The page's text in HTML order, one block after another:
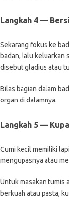
Langkah 4 —
Sekarang fokus ke
badan, lalu keluarkan
disebut gladius atau
Bilas bagian dalam
organ di dalamnya.
Langkah 5 —
Cumi kecil memiliki
mengupasnya atau
Untuk masakan tumis
berkuah atau pasta,